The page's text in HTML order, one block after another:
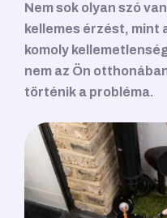
Nem sok olyan szó
kellemes érzést, mint
komoly
nem az Ön
történik a probléma.